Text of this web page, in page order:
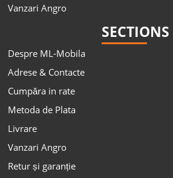
Vanzari Angro
SECTIONS
Despre ML-Mobila
Adrese & Contacte
Cumpăra in rate
Metoda de Plata
Livrare
Vanzari Angro
Retur și garanție